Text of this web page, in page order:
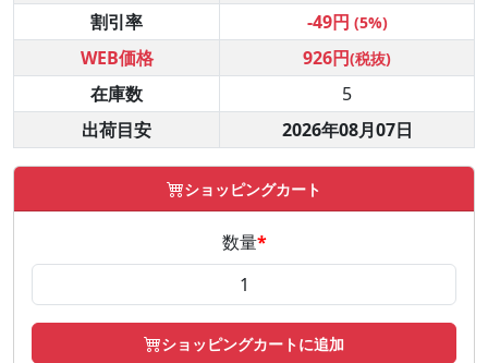
割引率 -49円 (5%)
WEB価格 926円(税抜)
在庫数
5
出荷目安
2026年08月07日
ショッピングカート
数量*
ショッピングカートに追加